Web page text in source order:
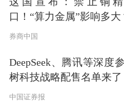
得C1（保守型）及
然，从C1（保守
型），就对客户风
言，工商银行积存
口！“算力金属”影响多大
券商中国
DeepSeek、腾讯等深度
树科技战略配售名单来了
中国证券报